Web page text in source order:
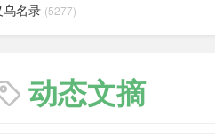
乌名录 (5277)
动态文摘